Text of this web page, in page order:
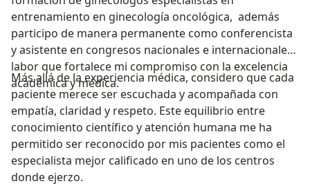
entrenamiento en ginecología oncológica, además
participo de manera permanente como conferencista
y asistente en congresos nacionales e internacionales
labor que fortalece mi compromiso con la excelencia
académica y médica.
Más allá de la experiencia médica, considero que cada
paciente merece ser escuchada y acompañada con
empatía, claridad y respeto. Este equilibrio entre
conocimiento científico y atención humana me ha
permitido ser reconocido por mis pacientes como el
especialista mejor calificado en uno de los centros
donde ejerzo.